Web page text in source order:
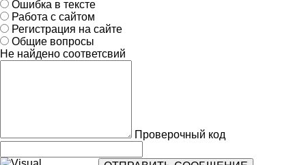
Ошибка в тексте
Работа с сайтом
Регистрация на сайте
Общие вопросы
Не найдено соответсвий
Проверочный код